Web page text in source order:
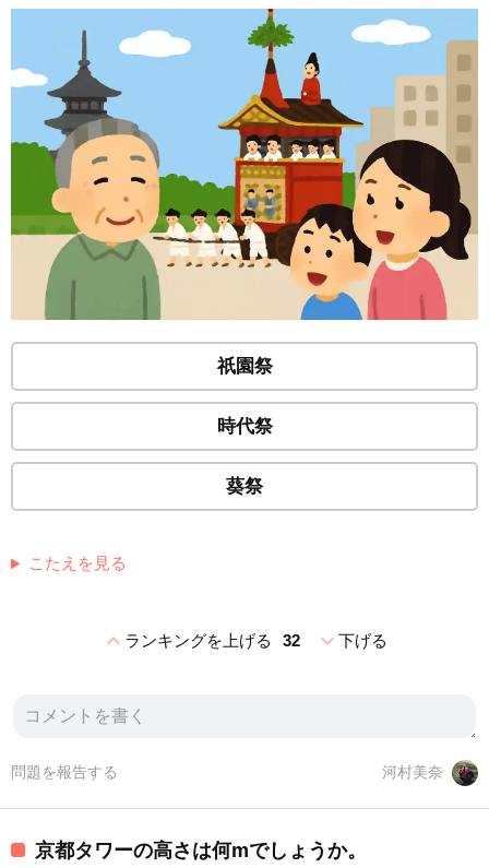
祇園祭
時代祭
葵祭
こたえを見る
expand_lessランキングを上げる 32 expand_more下げる
河村美奈
問題を報告する
京都タワーの高さは何mでしょうか。